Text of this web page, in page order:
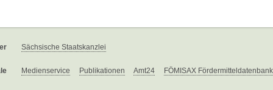
Sächsische Staatskanzlei
Medienservice Publikationen Amt24 FÖMISAX Fördermitteldatenbank